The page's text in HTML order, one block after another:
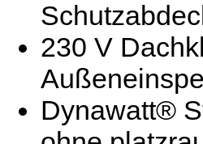
230 V
Dynawatt®